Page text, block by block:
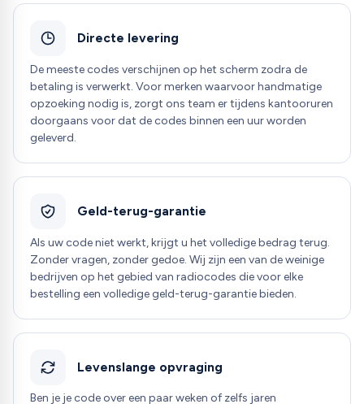
Directe levering
De meeste codes verschijnen op het scherm zodra de
betaling is verwerkt. Voor merken waarvoor handmatige
opzoeking nodig is, zorgt ons team er tijdens kantooruren
doorgaans voor dat de codes binnen een uur worden
geleverd.
Geld-terug-garantie
Als uw code niet werkt, krijgt u het volledige bedrag terug.
Zonder vragen, zonder gedoe. Wij zijn een van de weinige
bedrijven op het gebied van radiocodes die voor elke
bestelling een volledige geld-terug-garantie bieden.
Levenslange opvraging
Ben je je code over een paar weken of zelfs jaren